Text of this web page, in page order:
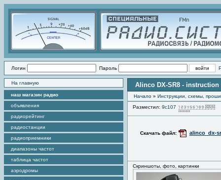
Логин Пароль
На главную
наш магазин радио
объявления
радиорейтинг
радиостанции
радиоприемники
диапазоны частот
таблица частот
аэродромы
Alinco DX-SR8 - instruction
Начало » Инструкции, схемы,
Разместил: 9c107
Скачать файл: alinco_dx-
Скриншоты, фото, картинки